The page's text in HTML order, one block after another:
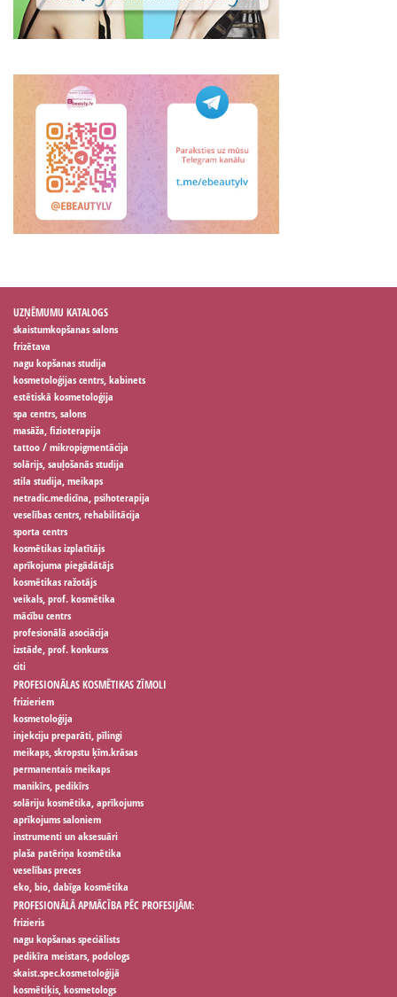
UZŅĒMUMU KATALOGS
skaistumkopšanas salons
frizētava
nagu kopšanas studija
kosmetoloģijas centrs, kabinets
estētiskā kosmetoloģija
spa centrs, salons
masāža, fizioterapija
tattoo / mikropigmentācija
solārijs, sauļošanās studija
stila studija, meikaps
netradic.medicīna, psihoterapija
veselības centrs, rehabilitācija
sporta centrs
kosmētikas izplatītājs
aprīkojuma piegādātājs
kosmētikas ražotājs
veikals, prof. kosmētika
mācību centrs
profesionālā asociācija
izstāde, prof. konkurss
citi
PROFESIONĀLAS KOSMĒTIKAS ZĪMOLI
frizieriem
kosmetoloģija
injekciju preparāti, pīlingi
meikaps, skropstu ķīm.krāsas
permanentais meikaps
manikīrs, pedikīrs
solāriju kosmētika, aprīkojums
aprīkojums saloniem
instrumenti un aksesuāri
plaša patēriņa kosmētika
veselības preces
eko, bio, dabīga kosmētika
PROFESIONĀLĀ APMĀCĪBA PĒC PROFESIJĀM:
frizieris
nagu kopšanas speciālists
pedikīra meistars, podologs
skaist.spec.kosmetoloģijā
kosmētiķis, kosmetologs